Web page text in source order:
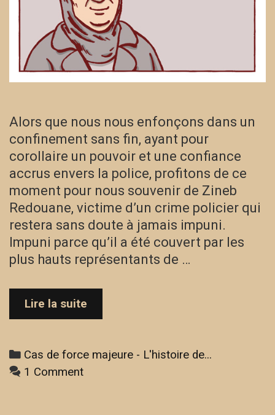
Alors que nous nous enfonçons dans un
confinement sans fin, ayant pour
corollaire un pouvoir et une confiance
accrus envers la police, profitons de ce
moment pour nous souvenir de Zineb
Redouane, victime d’un crime policier qui
restera sans doute à jamais impuni.
Impuni parce qu’il a été couvert par les
plus hauts représentants de …
Lire la suite
de
majeure
–
Categories
Cas de force majeure - L'histoire de...
1 Comment